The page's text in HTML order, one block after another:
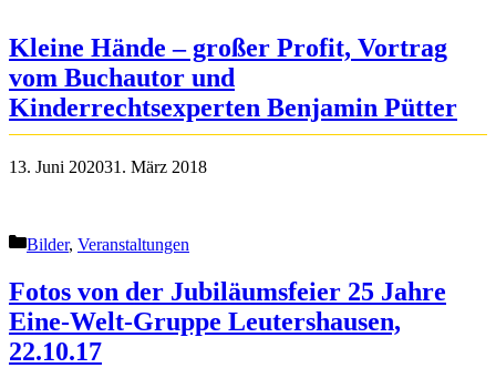
Kleine Hände – großer Profit, Vortrag
vom Buchautor und
Kinderrechtsexperten Benjamin Pütter
13. Juni 202031. März 2018
Kategorien
Bilder, Veranstaltungen
Fotos von der Jubiläumsfeier 25 Jahre
Eine-Welt-Gruppe Leutershausen,
22.10.17